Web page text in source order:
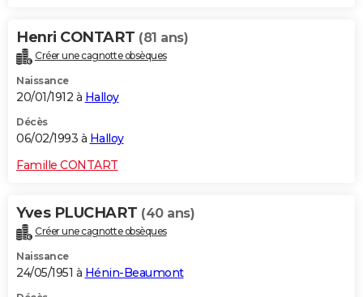
Henri CONTART (81 ans)
Créer une cagnotte obsèques
Naissance
20/01/1912 à Halloy
Décès
06/02/1993 à Halloy
Famille CONTART
Yves PLUCHART (40 ans)
Créer une cagnotte obsèques
Naissance
24/05/1951 à Hénin-Beaumont